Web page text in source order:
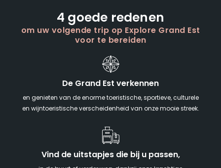
4 goede redenen
om uw volgende trip op Explore Grand Est
voor te bereiden
De Grand Est verkennen
en genieten van de enorme toeristische, sportieve, culturele
en wijntoeristische verscheidenheid van onze mooie streek.
Vind de uitstapjes die bij u passen,